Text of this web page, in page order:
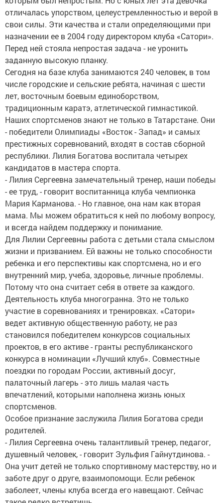
отличалась упорством, целеустремленностью и верой в
свои силы. Эти качества и стали определяющими при
назначении ее в 2004 году директором клуба «Сатори».
Перед ней стояла непростая задача - не уронить
заданную высокую планку.
Сегодня на базе клуба занимаются 240 человек, в том
числе городские и сельские ребята, начиная с шести
лет, восточным боевым единоборством,
традиционным каратэ, атлетической гимнастикой.
Наших спортсменов знают не только в Татарстане. Они
- победители Олимпиады «Восток - Запад» и самых
престижных соревнований, входят в состав сборной
республики. Лилия Богатова воспитала четырех
кандидатов в мастера спорта.
- Лилия Сергеевна замечательный тренер, наши победы
- ее труд, - говорит воспитанница клуба чемпионка
Мария Карманова. - Но главное, она нам как вторая
мама. Мы можем обратиться к ней по любому вопросу,
и всегда найдем поддержку и понимание.
Для Лилии Сергеевны работа с детьми стала смыслом
жизни и призванием. Ей важны не только способности
ребенка и его перспективы как спортсмена, но и его
внутренний мир, учеба, здоровье, личные проблемы.
Потому что она считает себя в ответе за каждого.
Деятельность клуба многогранна. Это не только
участие в соревнованиях и тренировках. «Сатори»
ведет активную общественную работу, не раз
становился победителем конкурсов социальных
проектов, в его активе - гранты республиканского
конкурса в номинации «Лучший клуб». Совместные
поездки по городам России, активный досуг,
палаточный лагерь - это лишь малая часть
впечатлений, которыми наполнена жизнь юных
спортсменов.
Особое признание заслужила Лилия Богатова среди
родителей.
- Лилия Сергеевна очень талантливый тренер, педагог,
душевный человек, - говорит Зульфия Гайнутдинова. -
Она учит детей не только спортивному мастерству, но и
заботе друг о друге, взаимопомощи. Если ребенок
заболеет, члены клуба всегда его навещают. Сейчас